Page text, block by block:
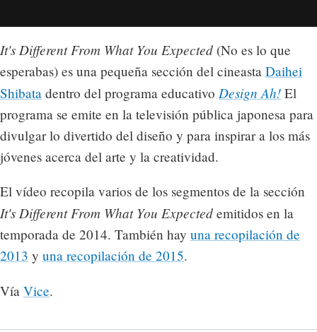
It's Different From What You Expected (No es lo que
esperabas) es una pequeña sección del cineasta Daihei
Shibata dentro del programa educativo Design Ah! El
programa se emite en la televisión pública japonesa para
divulgar lo divertido del diseño y para inspirar a los más
jóvenes acerca del arte y la creatividad.
El vídeo recopila varios de los segmentos de la sección
It's Different From What You Expected emitidos en la
temporada de 2014. También hay una recopilación de
2013 y una recopilación de 2015.
Vía Vice.